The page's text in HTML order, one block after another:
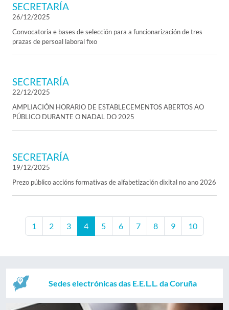
SECRETARÍA
26/12/2025
Convocatoria e bases de selección para a funcionarización de tres
prazas de persoal laboral fixo
SECRETARÍA
22/12/2025
AMPLIACIÓN HORARIO DE ESTABLECEMENTOS ABERTOS AO
PÚBLICO DURANTE O NADAL DO 2025
SECRETARÍA
19/12/2025
Prezo público accións formativas de alfabetización dixital no ano 2026
1 2 3 4 5 6 7 8 9 10
Sedes electrónicas das E.E.L.L. da Coruña